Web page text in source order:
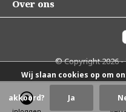
Over ons
© Copyright2026-
Wij slaan cookies op om
akkoord? Ja